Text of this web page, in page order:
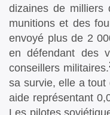
dizaines de milliers
munitions et des
envoyé plus de 2
en défendant des
conseillers militaires.
sa survie, elle a
aide représentant
Les pilotes